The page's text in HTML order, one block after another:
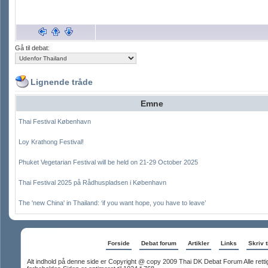
Gå til debat:
Lignende tråde
Emne
Thai Festival København
Loy Krathong Festival!
Phuket Vegetarian Festival will be held on 21-29 October 2025
Thai Festival 2025 på Rådhuspladsen i København
The 'new China' in Thailand: ‘if you want hope, you have to leave’
Forside Debat forum Artikler Links Skriv
Alt indhold på denne side er Copyright @ copy 2009 Thai DK Debat Forum Alle